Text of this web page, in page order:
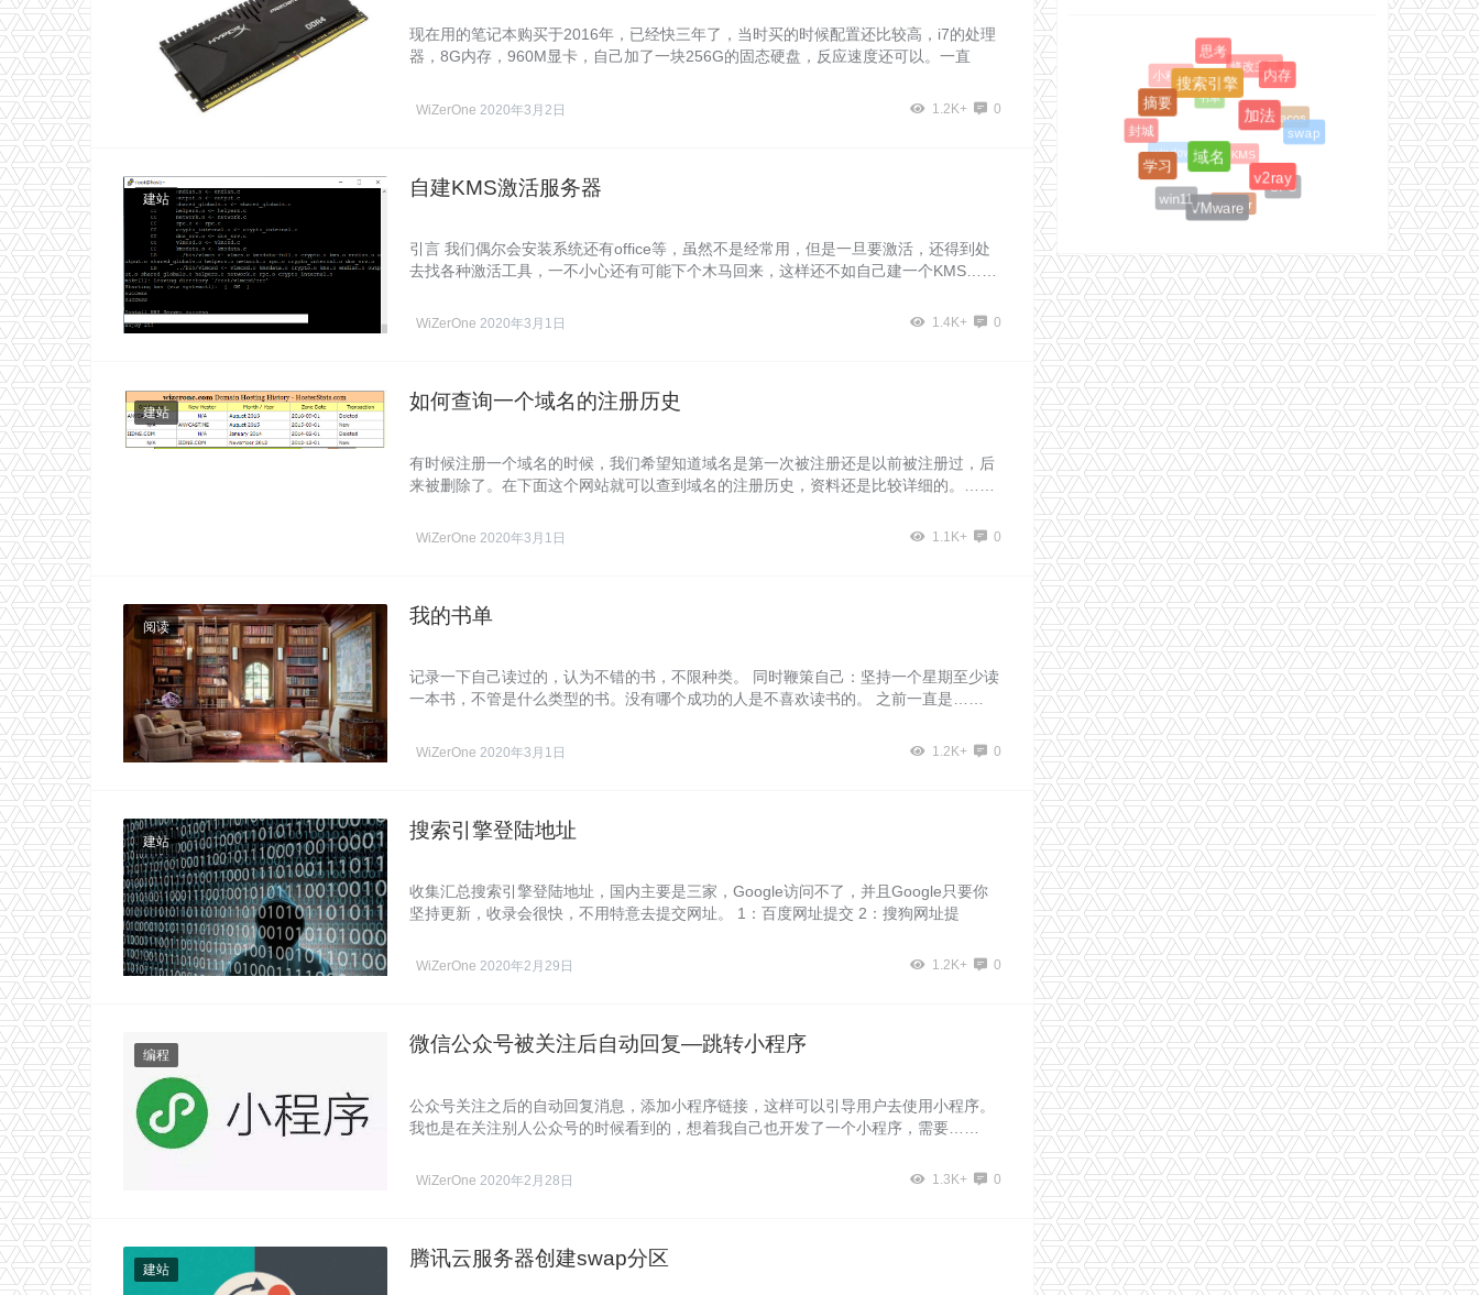
现在用的笔记本购买于2016年，已经快三年了，当时买的时候配置还比较高，i7的处理
器，8G内存，960M显卡，自己加了一块256G的固态硬盘，反应速度还可以。一直
WiZerOne 2020年3月2日 1.2K+ 0
建站 自建KMS激活服务器
引言 我们偶尔会安装系统还有office等，虽然不是经常用，但是一旦要激活，还得到处
去找各种激活工具，一不小心还有可能下个木马回来，这样还不如自己建一个KMS……
WiZerOne 2020年3月1日 1.4K+ 0
建站 如何查询一个域名的注册历史
有时候注册一个域名的时候，我们希望知道域名是第一次被注册还是以前被注册过，后
来被删除了。在下面这个网站就可以查到域名的注册历史，资料还是比较详细的。……
WiZerOne 2020年3月1日 1.1K+ 0
阅读 我的书单
记录一下自己读过的，认为不错的书，不限种类。 同时鞭策自己：坚持一个星期至少读
一本书，不管是什么类型的书。没有哪个成功的人是不喜欢读书的。 之前一直是……
WiZerOne 2020年3月1日 1.2K+ 0
建站 搜索引擎登陆地址
收集汇总搜索引擎登陆地址，国内主要是三家，Google访问不了，并且Google只要你
坚持更新，收录会很快，不用特意去提交网址。 1：百度网址提交 2：搜狗网址提
WiZerOne 2020年2月29日 1.2K+ 0
编程 微信公众号被关注后自动回复—跳转小程序
公众号关注之后的自动回复消息，添加小程序链接，这样可以引导用户去使用小程序。
我也是在关注别人公众号的时候看到的，想着我自己也开发了一个小程序，需要……
WiZerOne 2020年2月28日 1.3K+ 0
建站 腾讯云服务器创建swap分区
CPU
docker
KMS
macos
swap
v2ray
VMware
win11
windows
书单
修改主题
内存
加法
域名
学习
封城
小程序
思考
搜索引擎
摘要